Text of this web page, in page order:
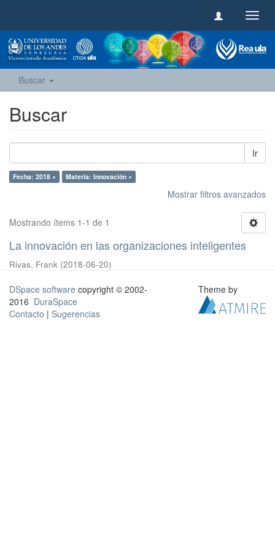
Buscar
Buscar
Ir
Fecha: 2018 × Materia: Innovación ×
Mostrar filtros avanzados
Mostrando ítems 1-1 de 1
La innovación en las organizaciones inteligentes
Rivas, Frank (2018-06-20)
DSpace software copyright © 2002-
2016 DuraSpace
Contacto | Sugerencias
Theme by